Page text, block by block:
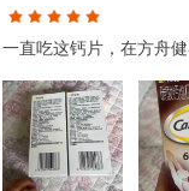
一直吃这钙片，在方舟